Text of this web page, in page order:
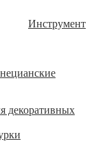
Инструмент
декоративных